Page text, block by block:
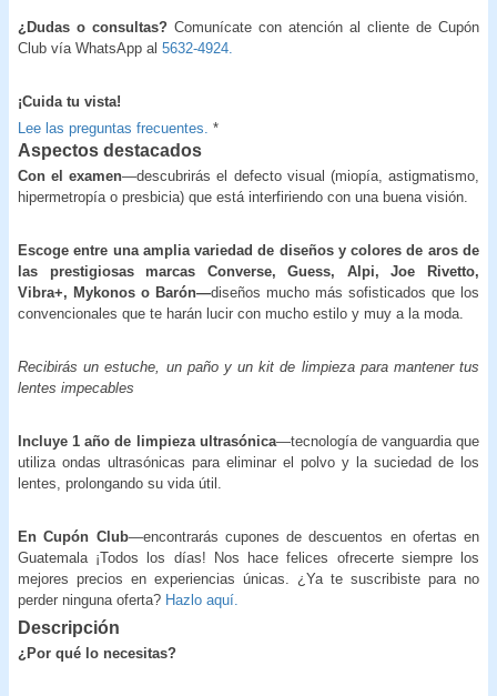
¿Dudas o consultas? Comunícate con atención al cliente de Cupón
Club vía WhatsApp al 5632-4924.
¡Cuida tu vista!
Lee las preguntas frecuentes. *
Aspectos destacados
Con el examen—descubrirás el defecto visual (miopía, astigmatismo,
hipermetropía o presbicia) que está interfiriendo con una buena visión.
Escoge entre una amplia variedad de diseños y colores de aros de
las prestigiosas marcas Converse, Guess, Alpi, Joe Rivetto,
Vibra+, Mykonos o Barón—diseños mucho más sofisticados que los
convencionales que te harán lucir con mucho estilo y muy a la moda.
Recibirás un estuche, un paño y un kit de limpieza para mantener tus
lentes impecables
Incluye 1 año de limpieza ultrasónica—tecnología de vanguardia que
utiliza ondas ultrasónicas para eliminar el polvo y la suciedad de los
lentes, prolongando su vida útil.
En Cupón Club—encontrarás cupones de descuentos en ofertas en
Guatemala ¡Todos los días! Nos hace felices ofrecerte siempre los
mejores precios en experiencias únicas. ¿Ya te suscribiste para no
perder ninguna oferta? Hazlo aquí.
Descripción
¿Por qué lo necesitas?